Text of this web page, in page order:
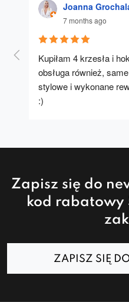
Joanna
7 months ago
Kupiłam 4 krzesła i
obsługa również,
stylowe i wykonane
:)
Zapisz się do
kod rabatowy
ZAPISZ SIĘ